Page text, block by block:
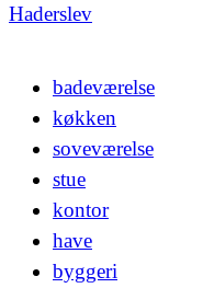
Haderslev
badeværelse
køkken
soveværelse
stue
kontor
have
byggeri